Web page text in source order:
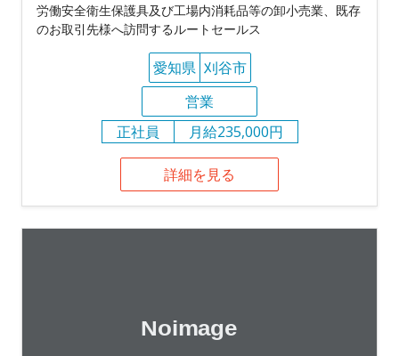
労働安全衛生保護具及び工場内消耗品等の卸小売業、既存
のお取引先様へ訪問するルートセールス
愛知県 刈谷市
営業
正社員
月給235,000円
詳細を見る